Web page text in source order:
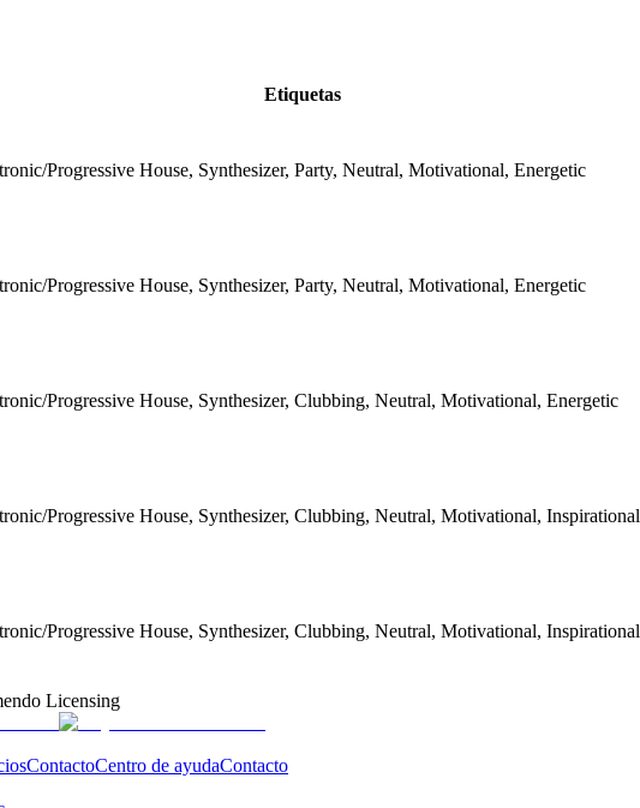
Etiquetas
Progressive House, Synthesizer, Party, Neutral, Motivational, Energetic
Progressive House, Synthesizer, Party, Neutral, Motivational, Energetic
Progressive House, Synthesizer, Clubbing, Neutral, Motivational, Energetic
Progressive House, Synthesizer, Clubbing, Neutral, Motivational, Inspirational
Progressive House, Synthesizer, Clubbing, Neutral, Motivational, Inspirational
Licensing
ContactoCentro de ayudaContacto